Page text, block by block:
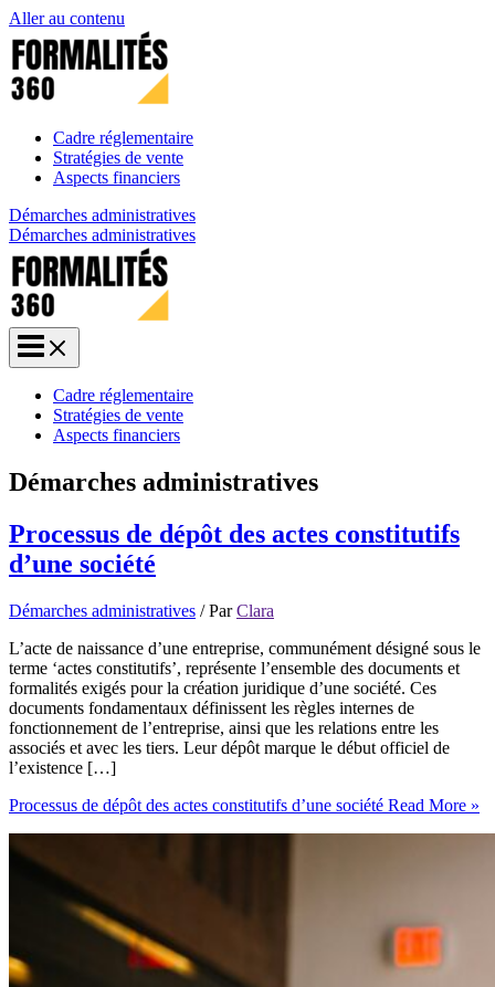
Aller au contenu
Cadre réglementaire
Stratégies de vente
Aspects financiers
Démarches administratives
Démarches administratives
Cadre réglementaire
Stratégies de vente
Aspects financiers
Démarches administratives
Processus de dépôt des actes constitutifs
d’une société
Démarches administratives / ParClara
L’acte de naissance d’une entreprise, communément désigné sous le
terme ‘actes constitutifs’, représente l’ensemble des documents et
formalités exigés pour la création juridique d’une société. Ces
documents fondamentaux définissent les règles internes de
fonctionnement de l’entreprise, ainsi que les relations entre les
associés et avec les tiers. Leur dépôt marque le début officiel de
l’existence […]
Processus de dépôt des actes constitutifs d’une société Read More »